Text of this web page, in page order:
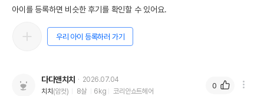
아이를 등록하면 비슷한 후기를 확인할 수 있어요.
우리 아이 등록하러 가기
다다앤치치
2026.07.04
치치 (암컷) 8살 6kg 코리안쇼트헤어
0